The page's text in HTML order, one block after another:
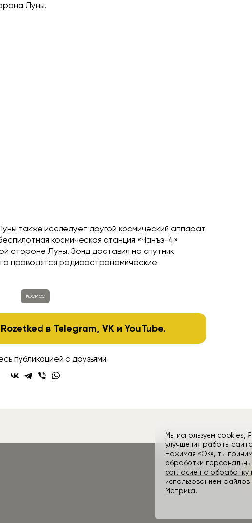
Луны.
также исследует другой космический аппарат
космическая станция «Чанъэ-4»
стороне Луны. Зонд доставил на спутник
проводятся радиоастрономические
космос
в Telegram,VK иYouTube.
публикацией с друзьями
Мы используем cookies,
улучшения работы
Нажимая «ОК», ты
обработки
согласие на обработку
использованием
Метрика.